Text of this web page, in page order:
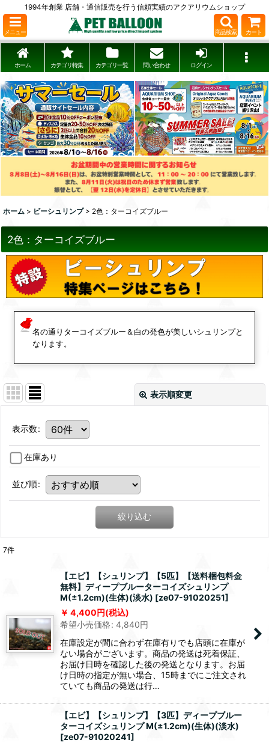
1994年創業 店舗・通信販売を行う信頼実績のアクアリウムショップ
メニュー 商品検索 カート
ホーム カテゴリ特集 カテゴリ一覧 問い合わせ ログイン
ホーム > ビーシュリンプ > 2色：ターコイズブルー
2色：ターコイズブルー
名の通りターコイズブルー＆白の発色が美しいシュリンプと
なります。
表示順変更
表示数:
在庫あり
並び順:
絞り込む
7件
【エビ】【シュリンプ】【5匹】【送料梱包料金
無料】ディープブルーターコイズシュリンプ
M(±1.2cm)(生体)(淡水) [ze07-91020251]
4,400円(税込)
希望小売価格: 4,840円
在庫設定が間に合わず在庫有りでも店頭に在庫が
ない場合がございます。商品の発送は死着保証、
お届け日時を確認した後の発送となります。お届
け日時の指定が無い場合、15時までにご注文され
ていても商品の発送は行…
【エビ】【シュリンプ】【3匹】ディープブルー
ターコイズシュリンプ M(±1.2cm)(生体)(淡水)
[ze07-91020241]